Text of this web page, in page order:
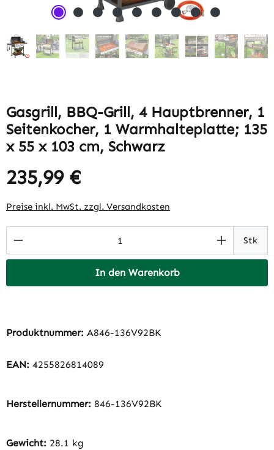
Gasgrill, BBQ-Grill, 4 Hauptbrenner, 1
Seitenkocher, 1 Warmhalteplatte; 135
x 55 x 103 cm, Schwarz
Regulärer Preis:
235,99 €
Preise inkl. MwSt. zzgl. Versandkosten
Produkt Anzahl: Gib den gewünschtenStk
In den Warenkorb
Produktnummer: A846-136V92BK
EAN: 4255826814089
Herstellernummer: 846-136V92BK
Gewicht: 28.1 kg